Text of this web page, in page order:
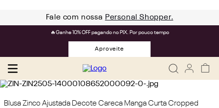
Fale com nossa Personal Shopper.
🔥Ganhe 10% OFF pagando no PIX. Por pouco tempo
Aproveite
Blusa Zinco Ajustada Decote Careca Manga Curta Cropped